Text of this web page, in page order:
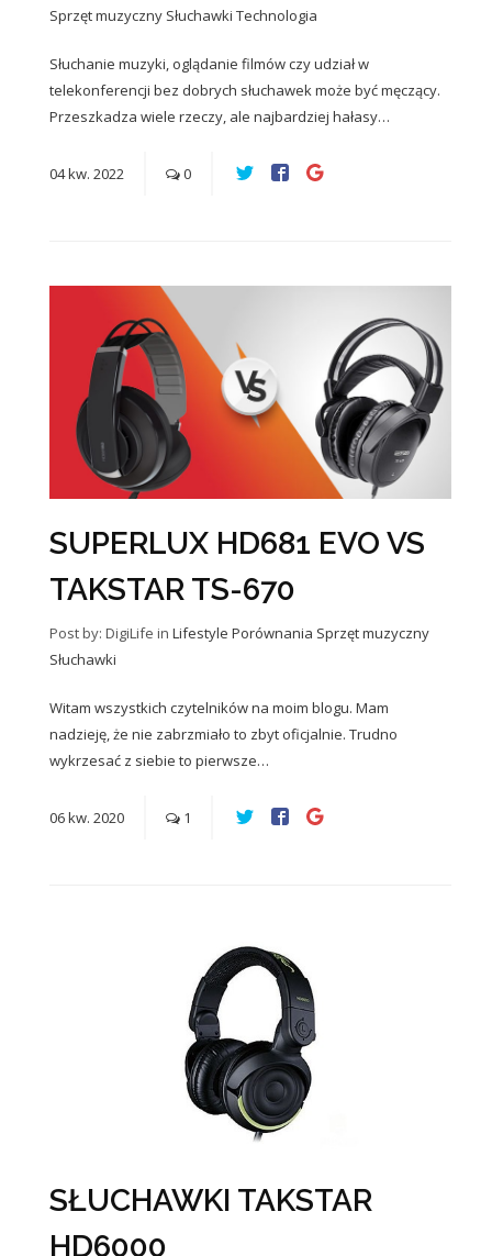
Sprzęt muzyczny Słuchawki Technologia
Słuchanie muzyki, oglądanie filmów czy udział w
telekonferencji bez dobrych słuchawek może być męczący.
Przeszkadza wiele rzeczy, ale najbardziej hałasy…
04kw. 2022 0
SUPERLUX HD681 EVO VS
TAKSTAR TS-670
Post by: DigiLife in Lifestyle Porównania Sprzęt muzyczny
Słuchawki
Witam wszystkich czytelników na moim blogu. Mam
nadzieję, że nie zabrzmiało to zbyt oficjalnie. Trudno
wykrzesać z siebie to pierwsze…
06kw. 2020 1
SŁUCHAWKI TAKSTAR
HD6000